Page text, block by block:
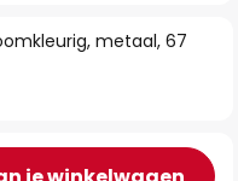
metaal, 67